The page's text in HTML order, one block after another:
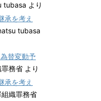
tubasa より
承を考え
tubasa
替変動予
務省 より
承を考え
織罪務省